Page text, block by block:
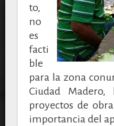
to,
no
es
facti
ble
para la zona
Ciudad Madero,
proyectos de
importancia del